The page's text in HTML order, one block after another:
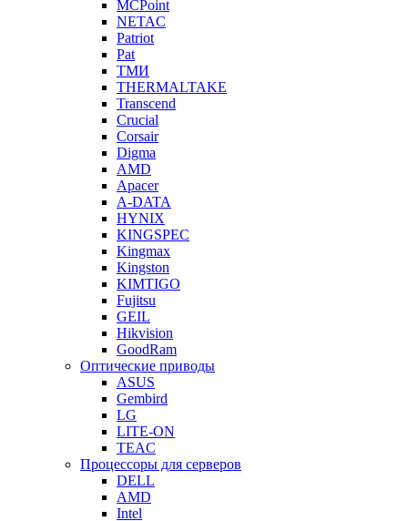
MCPoint
NETAC
Patriot
Pat
ТМИ
THERMALTAKE
Transcend
Crucial
Corsair
Digma
AMD
Apacer
A-DATA
HYNIX
KINGSPEC
Kingmax
Kingston
KIMTIGO
Fujitsu
GEIL
Hikvision
GoodRam
Оптические приводы
ASUS
Gembird
LG
LITE-ON
TEAC
Процессоры для серверов
DELL
AMD
Intel